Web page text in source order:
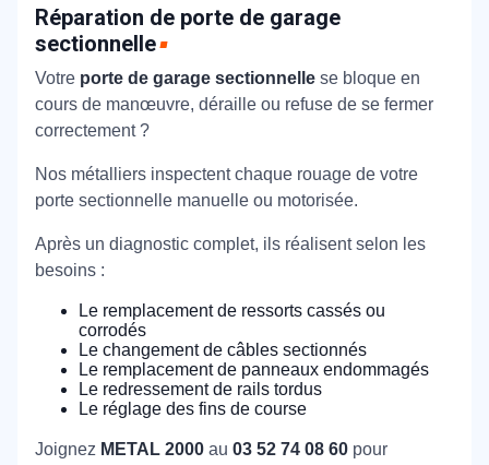
Réparation de porte de garage
sectionnelle
Votre porte de garage sectionnelle se bloque en
cours de manœuvre, déraille ou refuse de se fermer
correctement ?
Nos métalliers inspectent chaque rouage de votre
porte sectionnelle manuelle ou motorisée.
Après un diagnostic complet, ils réalisent selon les
besoins :
Le remplacement de ressorts cassés ou
corrodés
Le changement de câbles sectionnés
Le remplacement de panneaux endommagés
Le redressement de rails tordus
Le réglage des fins de course
Joignez METAL 2000 au 03 52 74 08 60 pour